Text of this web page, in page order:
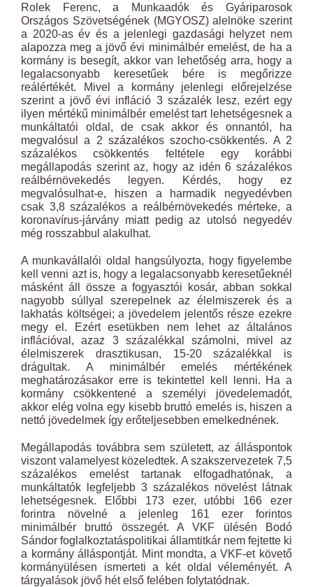
Rolek Ferenc, a Munkaadók és Gyáriparosok
Országos Szövetségének (MGYOSZ) alelnöke szerint
a 2020-as év és a jelenlegi gazdasági helyzet nem
alapozza meg a jövő évi minimálbér emelést, de ha a
kormány is besegít, akkor van lehetőség arra, hogy a
legalacsonyabb keresetűek bére is megőrizze
reálértékét. Mivel a kormány jelenlegi előrejelzése
szerint a jövő évi infláció 3 százalék lesz, ezért egy
ilyen mértékű minimálbér emelést tart lehetségesnek a
munkáltatói oldal, de csak akkor és onnantól, ha
megvalósul a 2 százalékos szocho-csökkentés. A 2
százalékos csökkentés feltétele egy korábbi
megállapodás szerint az, hogy az idén 6 százalékos
reálbérnövekedés legyen. Kérdés, hogy ez
megvalósulhat-e, hiszen a harmadik negyedévben
csak 3,8 százalékos a reálbérnövekedés mérteke, a
koronavírus-járvány miatt pedig az utolsó negyedév
még rosszabbul alakulhat.
A munkavállalói oldal hangsúlyozta, hogy figyelembe
kell venni azt is, hogy a legalacsonyabb keresetűeknél
másként áll össze a fogyasztói kosár, abban sokkal
nagyobb súllyal szerepelnek az élelmiszerek és a
lakhatás költségei; a jövedelem jelentős része ezekre
megy el. Ezért esetükben nem lehet az általános
inflációval, azaz 3 százalékkal számolni, mivel az
élelmiszerek drasztikusan, 15-20 százalékkal is
drágultak. A minimálbér emelés mértékének
meghatározásakor erre is tekintettel kell lenni. Ha a
kormány csökkentené a személyi jövedelemadót,
akkor elég volna egy kisebb bruttó emelés is, hiszen a
nettó jövedelmek így erőteljesebben emelkednének.
Megállapodás továbbra sem született, az álláspontok
viszont valamelyest közeledtek. A szakszervezetek 7,5
százalékos emelést tartanak elfogadhatónak, a
munkáltatók legfeljebb 3 százalékos növelést látnak
lehetségesnek. Előbbi 173 ezer, utóbbi 166 ezer
forintra növelné a jelenleg 161 ezer forintos
minimálbér bruttó összegét. A VKF ülésén Bodó
Sándor foglalkoztatáspolitikai államtitkár nem fejtette ki
a kormány álláspontját. Mint mondta, a VKF-et követő
kormányülésen ismerteti a két oldal véleményét. A
tárgyalások jövő hét első felében folytatódnak.